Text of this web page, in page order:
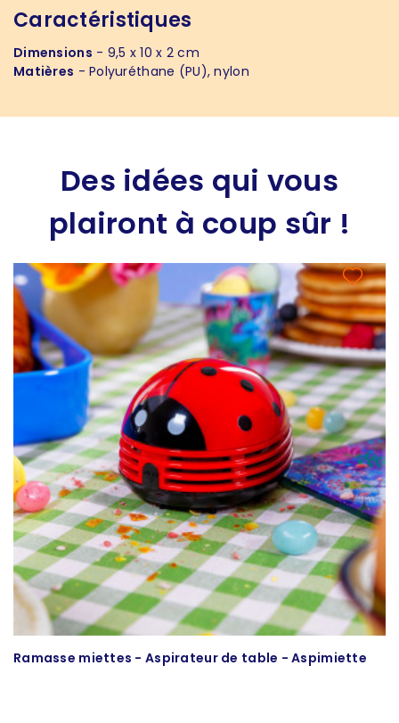
Caractéristiques
Dimensions - 9,5 x 10 x 2 cm
Matières - Polyuréthane (PU), nylon
Des idées qui vous
plairont à coup sûr !
Ramasse miettes - Aspirateur de table - Aspimiette